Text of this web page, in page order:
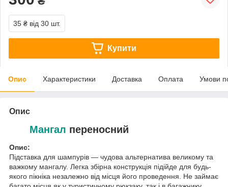
35 ₴ від 30 шт.
Купити
Опис Характеристики Доставка Оплата Умови
Опис
Мангал переносний
Опис:
Підставка для шампурів — чудова альтернатива великому та
важкому мангалу. Легка збірна конструкція підійде для будь-
якого пікніка незалежно від місця його проведення. Не займає